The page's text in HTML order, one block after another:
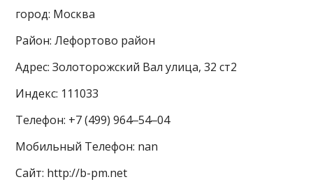
город: Москва
Район: Лефортово район
Адрес: Золоторожский Вал улица, 32 ст2
Индекс: 111033
Телефон: +7 (499) 964‒54‒04
Мобильный Телефон: nan
Сайт: http://b-pm.net